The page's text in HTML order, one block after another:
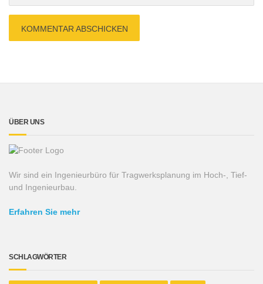
ÜBER UNS
Wir sind ein Ingenieurbüro für Tragwerksplanung im Hoch-, Tief-
und Ingenieurbau.
Erfahren Sie mehr
SCHLAGWÖRTER